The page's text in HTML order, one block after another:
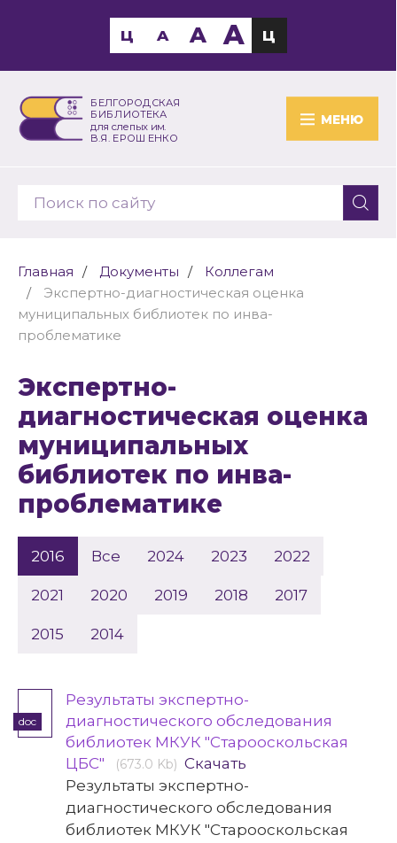
БЕЛГОРОДСКАЯ
БИБЛИОТЕКА
для слепых им.
В.Я. ЕРОШЕНКО
МЕНЮ
Ц A A A Ц
Главная Документы
Коллегам
Экспертно-диагностическая оценка
муниципальных библиотек по инва-
проблематике
Экспертно-
диагностическая оценка
муниципальных
библиотек по инва-
проблематике
Все 2024 2023 2022
2021 2020 2019 2018 2017
2016
2015 2014
doc
Результаты экспертно-
диагностического обследования
библиотек МКУК "Старооскольская
ЦБС"
(673.0 Kb) Скачать
Результаты экспертно-
диагностического обследования
библиотек МКУК "Старооскольская